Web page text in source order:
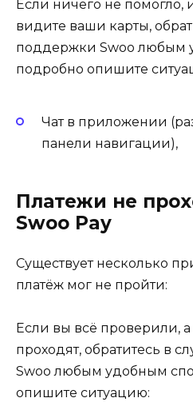
Если ничего не
видите ваши карты,
поддержки Swoo любым
подробно опишите
Чат в приложении
панели навигации),
Платежи не
Swoo Pay
Существует несколько
платёж мог не пройти:
Если вы всё проверили,
проходят, обратитесь в
Swoo любым удобным
опишите ситуацию: